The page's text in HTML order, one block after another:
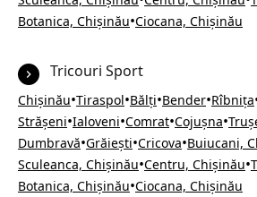
Botanica, Chișinău•Ciocana, Chișinău
Tricouri Sport
Chișinău•Tiraspol•Bălți•Bender•Rîbnița
Strășeni•Ialoveni•Comrat•Cojușna•
Dumbravă•Grăiești•Cricova•Buiucani,
Sculeanca, Chișinău•Centru, Chișinău•
Botanica, Chișinău•Ciocana, Chișinău